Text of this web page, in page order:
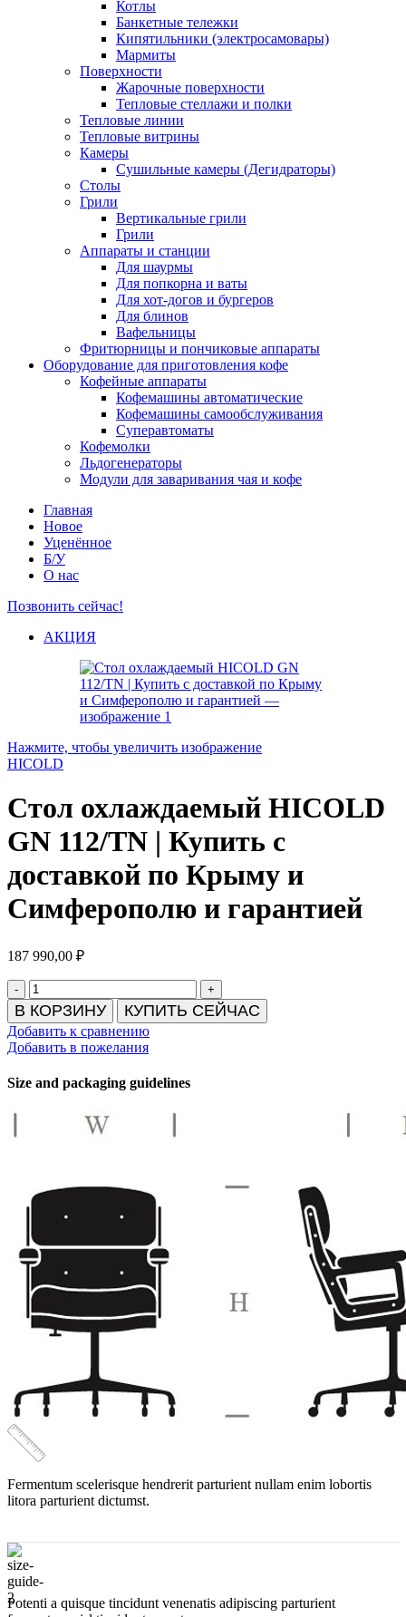
Котлы
Банкетные тележки
Кипятильники (электросамовары)
Мармиты
Поверхности
Жарочные поверхности
Тепловые стеллажи и полки
Тепловые линии
Тепловые витрины
Камеры
Сушильные камеры (Дегидраторы)
Столы
Грили
Вертикальные грили
Грили
Аппараты и станции
Для шаурмы
Для попкорна и ваты
Для хот-догов и бургеров
Для блинов
Вафельницы
Фритюрницы и пончиковые аппараты
Оборудование для приготовления кофе
Кофейные аппараты
Кофемашины автоматические
Кофемашины самообслуживания
Суперавтоматы
Кофемолки
Льдогенераторы
Модули для заваривания чая и кофе
Главная
Новое
Уценённое
Б/У
О нас
Позвонить сейчас!
АКЦИЯ
Нажмите, чтобы увеличить изображение
HICOLD
Стол охлаждаемый HICOLD
GN 112/TN | Купить с
доставкой по Крыму и
Симферополю и гарантией
187 990,00 ₽
Количество
товара
Стол
охлаждаемый
HICOLD
112/TN
и
Симферополю
гарантией
В КОРЗИНУ КУПИТЬ СЕЙЧАС
Добавить к сравнению
Добавить в пожелания
Size and packaging guidelines
Fermentum scelerisque hendrerit parturient nullam enim lobortis
litora parturient dictumst.
Potenti a quisque tincidunt venenatis adipiscing parturient